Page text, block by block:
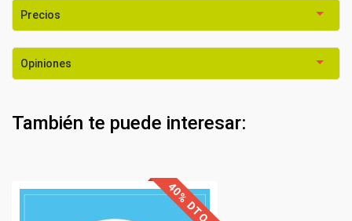
Precios
Opiniones
También te puede interesar: